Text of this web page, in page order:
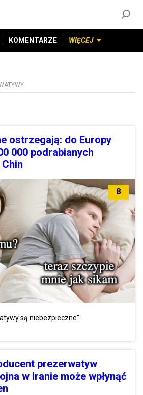
KOMENTARZE WIĘCEJ
ostrzegają: do Europy
000 podrabianych
8
są niebezpieczne".
prezerwatyw
w Iranie może wpłynąć